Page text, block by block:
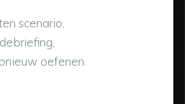
scenario,
oefenen.